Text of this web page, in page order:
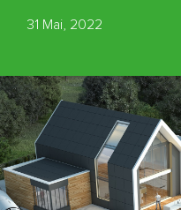
31 Mai, 2022